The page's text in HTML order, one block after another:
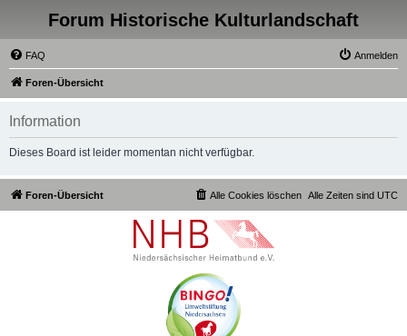
Forum Historische Kulturlandschaft
FAQ Anmelden
Foren-Übersicht
Information
Dieses Board ist leider momentan nicht verfügbar.
Foren-Übersicht Alle Zeiten sind UTC
Alle Cookies löschen